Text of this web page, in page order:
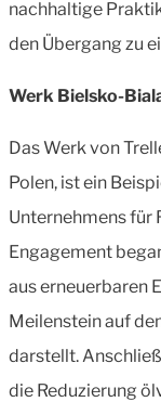
nachhaltige
den Übergang zu
Werk Bielsko-
Das Werk von
Polen, ist ein
Unternehmens für
Engagement
aus erneuerbaren
Meilenstein auf
darstellt.
die Reduzierung